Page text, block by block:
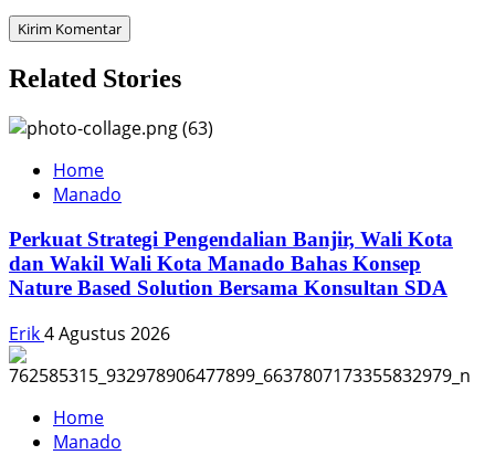
Related Stories
Home
Manado
Perkuat Strategi Pengendalian Banjir, Wali Kota
dan Wakil Wali Kota Manado Bahas Konsep
Nature Based Solution Bersama Konsultan SDA
Erik4 Agustus 2026
Home
Manado